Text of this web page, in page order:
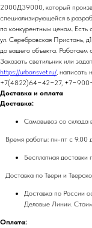
2000Д39000, который
специализирующейся в
по конкурентным ценам. Есть
ул. Серебровская Пристань,
до вашего объекта. Работаем
Заказать светильник или
https://urbansvet.ru/, написать
+7(4822)64−42−27,
Доставка и оплата
Доставка:
Самовывоз со склада
Время работы: пн-пт с 9.00
Бесплатная доставки
Доставка по Твери и
Доставка по России
Деловые Линии.
Оплата: